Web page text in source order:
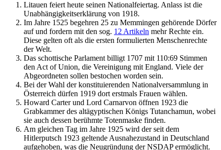
Litauen feiert heute seinen Nationalfeiertag. Anlass ist die
Unabhängigkeitserklärung von 1918.
Im Jahre 1525 begehren 25 zu Memmingen gehörende Dörfer
auf und fordern mit den sog. 12 Artikeln mehr Rechte ein.
Diese gelten oft als die ersten formulierten Menschenrechte
der Welt.
Das schottische Parlament billigt 1707 mit 110:69 Stimmen
den Act of Union, die Vereinigung mit England. Viele der
Abgeordneten sollen bestochen worden sein.
Bei der Wahl der konstituierenden Nationalversammlung in
Österreich dürfen 1919 dort erstmals Frauen wählen.
Howard Carter und Lord Carnarvon öffnen 1923 die
Grabkammer des altägyptischen Königs Tutanchamun, wobei
sie auch dessen berühmte Totenmaske finden.
Am gleichen Tag im Jahre 1925 wird der seit dem
Hitlerputsch 1923 geltende Ausnahezustand in Deutschland
aufgehoben, was die Neugründung der NSDAP ermöglicht.